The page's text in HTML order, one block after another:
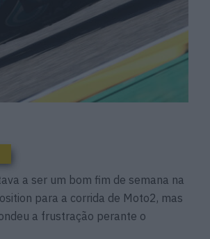
a ser um bom fim de semana na
para a corrida de Moto2, mas
a frustração perante o